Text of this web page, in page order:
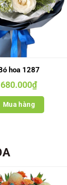
hoa 1287
680.000₫
Mua hàng